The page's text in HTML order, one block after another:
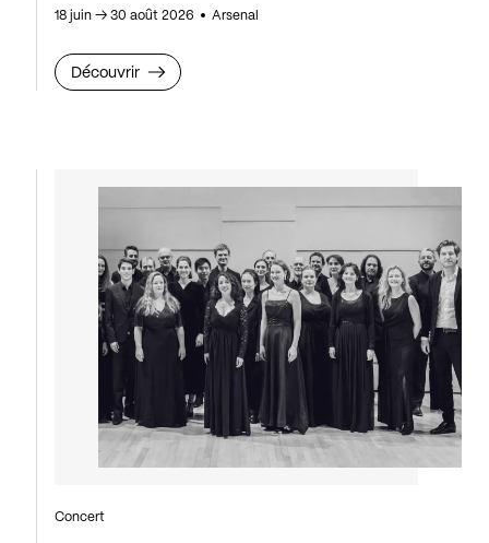
18 juin →30 août 2026 Arsenal
Découvrir
Concert